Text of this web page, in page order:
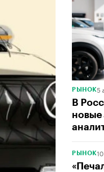
РЫНОК5
В
новые
РЫНОК